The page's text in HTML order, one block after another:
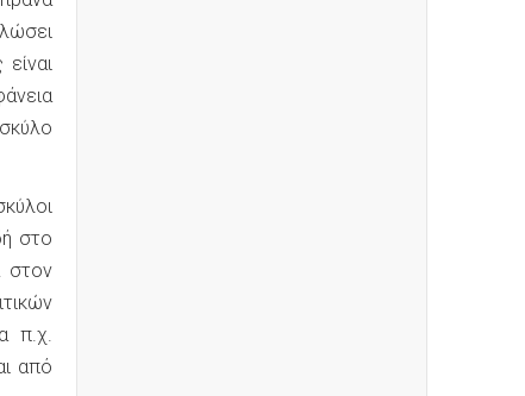
στο
στον
π.χ.
από